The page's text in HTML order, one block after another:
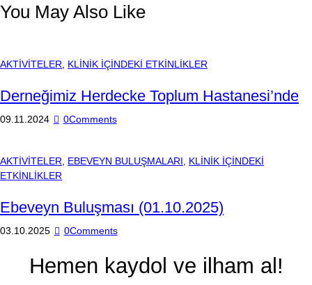
You May Also Like
AKTİVİTELER KLİNİK İÇİNDEKİ ETKİNLİKLER
Derneğimiz Herdecke Toplum Hastanesi’nde
09.11.2024 0Comments
AKTİVİTELER EBEVEYN BULUŞMALARI
KLİNİK İÇİNDEKİ
ETKİNLİKLER
Ebeveyn Buluşması (01.10.2025)
03.10.2025 0Comments
Hemen kaydol ve ilham al!